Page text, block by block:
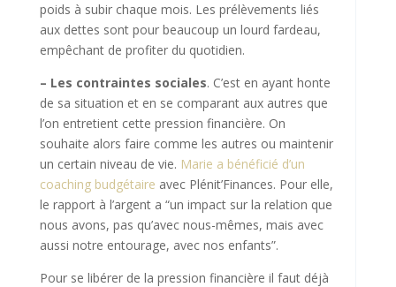
poids à subir chaque mois. Les prélèvements liés
aux dettes sont pour beaucoup un lourd fardeau,
empêchant de profiter du quotidien.
– Les contraintes sociales. C’est en ayant honte
de sa situation et en se comparant aux autres que
l’on entretient cette pression financière. On
souhaite alors faire comme les autres ou maintenir
un certain niveau de vie. Marie a bénéficié d’un
coaching budgétaire avec Plénit’Finances. Pour elle,
le rapport à l’argent a “un impact sur la relation que
nous avons, pas qu’avec nous-mêmes, mais avec
aussi notre entourage, avec nos enfants”.
Pour se libérer de la pression financière il faut déjà